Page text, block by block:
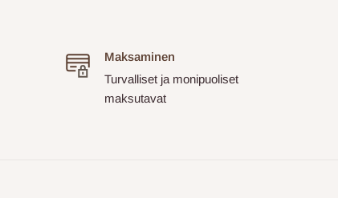
Maksaminen
Turvalliset ja monipuoliset
maksutavat